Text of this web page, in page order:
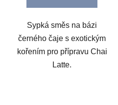
Sypká směs na bázi
černého čaje s exotickým
kořením pro přípravu Chai
Latte.